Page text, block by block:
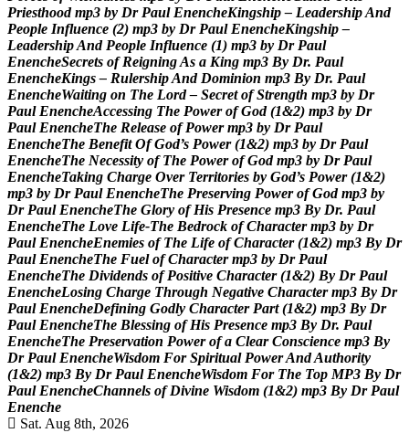
Priesthood mp3 by Dr Paul EnencheKingship – LeadershipAnd
People Influence (2) mp3 by Dr Paul EnencheKingship –
LeadershipAnd People Influence (1) mp3 by Dr Paul
EnencheSecrets of ReigningAs a King mp3 By Dr. Paul
EnencheKings – RulershipAnd Dominion mp3 By Dr. Paul
EnencheWaiting on The Lord – Secret of Strength mp3 by Dr
Paul EnencheAccessing The Power of God (1&2) mp3 by Dr
Paul EnencheThe Release of Power mp3 by Dr Paul
EnencheThe Benefit Of God’s Power (1&2) mp3 by Dr Paul
EnencheThe Necessity of The Power of God mp3 by Dr Paul
EnencheTaking Charge Over Territories by God’s Power (1&2)
mp3 by Dr Paul EnencheThe Preserving Power of God mp3 by
Dr Paul EnencheThe Glory of His Presence mp3 By Dr. Paul
EnencheThe Love Life-The Bedrock of Character mp3 by Dr
Paul EnencheEnemies of The Life of Character (1&2) mp3 By Dr
Paul EnencheThe Fuel of Character mp3 by Dr Paul
EnencheThe Dividends of Positive Character (1&2) By Dr Paul
EnencheLosing Charge Through Negative Character mp3 By Dr
Paul EnencheDefining Godly Character Part (1&2) mp3 By Dr
Paul EnencheThe Blessing of His Presence mp3 By Dr. Paul
EnencheThe Preservation Power of a Clear Conscience mp3 By
Dr Paul EnencheWisdom For Spiritual PowerAndAuthority
(1&2) mp3 By Dr Paul EnencheWisdom For The Top MP3 By Dr
Paul EnencheChannels of Divine Wisdom (1&2) mp3 By Dr Paul
Enenche
Sat. Aug 8th, 2026